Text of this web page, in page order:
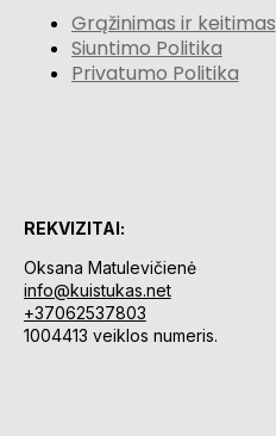
Grąžinimas ir keitimas
Siuntimo Politika
Privatumo Politika
REKVIZITAI:
Oksana Matulevičienė
info@kuistukas.net
+37062537803
1004413 veiklos numeris.